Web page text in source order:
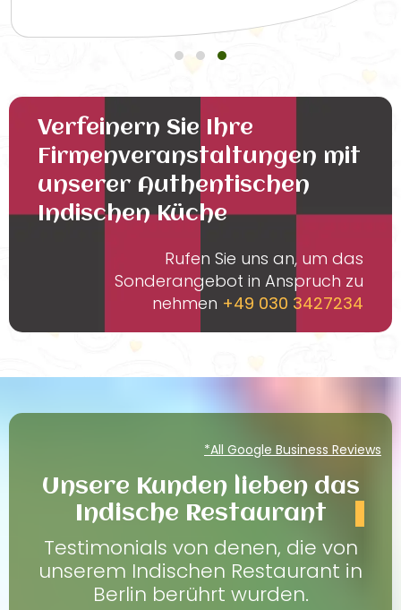
Verfeinern Sie Ihre
Firmenveranstaltungen mit
unserer Authentischen
Indischen Küche
Rufen Sie uns an, um das
Sonderangebot in Anspruch zu
nehmen +49 030 3427234
*All Google Business Reviews
Unsere Kunden lieben das
Indische Restaurant
Testimonials von denen, die von
unserem Indischen Restaurant in
Berlin berührt wurden.